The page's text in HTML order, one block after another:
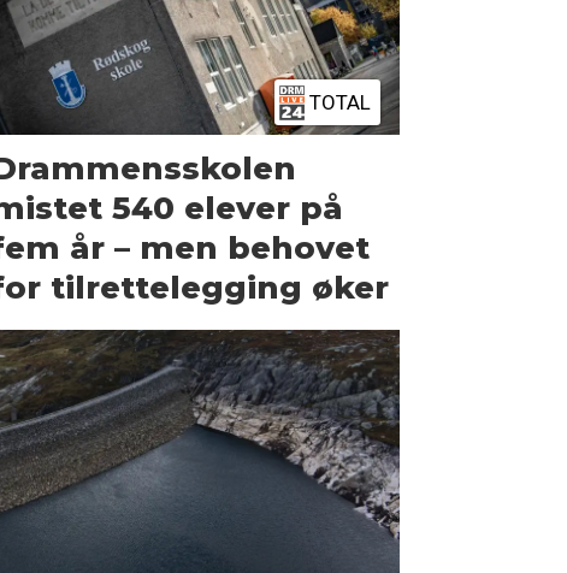
TOTAL
540 elever på
år – men behovet
tilrettelegging øker